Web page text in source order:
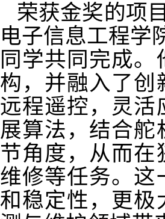
荣获金奖的项目
电子信息工程学
同学共同完成
构，并融入了创
远程遥控，灵活
展算法，结合
节角度，从而
维修等任务。这
和稳定性，更极